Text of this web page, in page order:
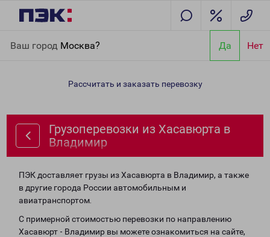
Ваш город Москва? Да Нет
Владимир
Рассчитать и заказать перевозку
Грузоперевозки из Хасавюрта в
Владимир
ПЭК доставляет грузы из Хасавюрта в Владимир, а также
в другие города России автомобильным и
авиатранспортом.
С примерной стоимостью перевозки по направлению
Хасавюрт - Владимир вы можете ознакомиться на сайте,